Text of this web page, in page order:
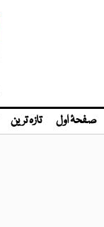
صفحۂ اول تازہ ترین